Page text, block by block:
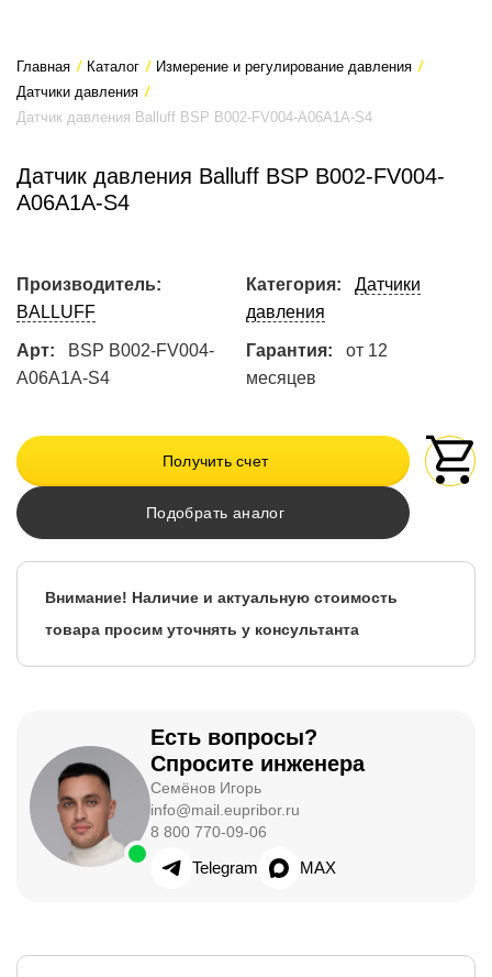
Главная / Каталог / Измерение и регулирование давления /
Датчики давления /
Датчик давления Balluff BSP B002-FV004-A06A1A-S4
Датчик давления Balluff BSP B002-FV004-
A06A1A-S4
Производитель:
BALLUFF
Категория:
Датчики
давления
Арт:
BSP B002-FV004-
A06A1A-S4
Гарантия:
от 12
месяцев
Получить счет
Подобрать аналог
Внимание! Наличие и актуальную стоимость
товара просим уточнять у консультанта
Есть вопросы?
Спросите инженера
Семёнов Игорь
info@mail.eupribor.ru
8 800 770-09-06
Telegram MAX